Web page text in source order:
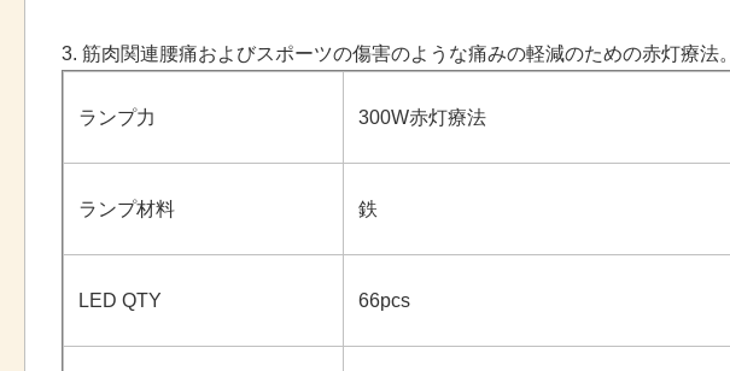
3. 筋肉関連腰痛およびスポーツの傷害のような痛みの軽減のための赤灯療法。
ランプ力 300W赤灯療法
ランプ材料 鉄
LED QTY 66pcs